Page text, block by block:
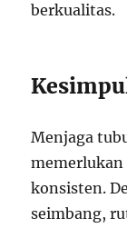
berkualitas.
Menjaga
memerlukan
konsisten.
seimbang,